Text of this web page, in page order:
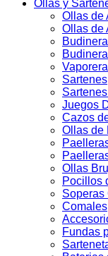
Ollas y
Ollas de
Ollas de
Sartenes
Juegos
Cazos
Ollas de
Ollas
Pocillos
Soperas
Comales
Fundas